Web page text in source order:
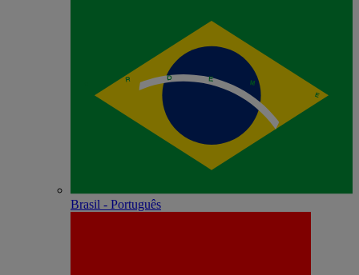
Brasil - Português